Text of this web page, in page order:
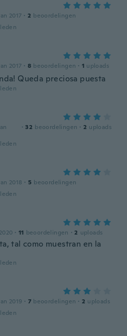
2017 · 2 beoordelingen
2017 · 8 beoordelingen · 1 uploads
Queda preciosa puesta
· 32 beoordelingen · 2 uploads
2018 · 5 beoordelingen
· 11 beoordelingen · 2 uploads
tal como muestran en la
2019 · 7 beoordelingen · 2 uploads